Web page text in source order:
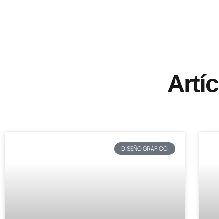
DISEÑO GRÁFICO